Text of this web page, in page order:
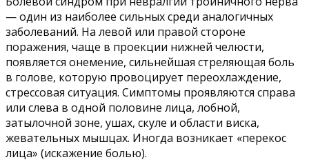
— один из наиболее сильных среди аналогичных
заболеваний. На левой или правой стороне
поражения, чаще в проекции нижней челюсти,
появляется онемение, сильнейшая стреляющая боль
в голове, которую провоцирует переохлаждение,
стрессовая ситуация. Симптомы проявляются справа
или слева в одной половине лица, лобной,
затылочной зоне, ушах, скуле и области виска,
жевательных мышцах. Иногда возникает «перекос
лица» (искажение болью).